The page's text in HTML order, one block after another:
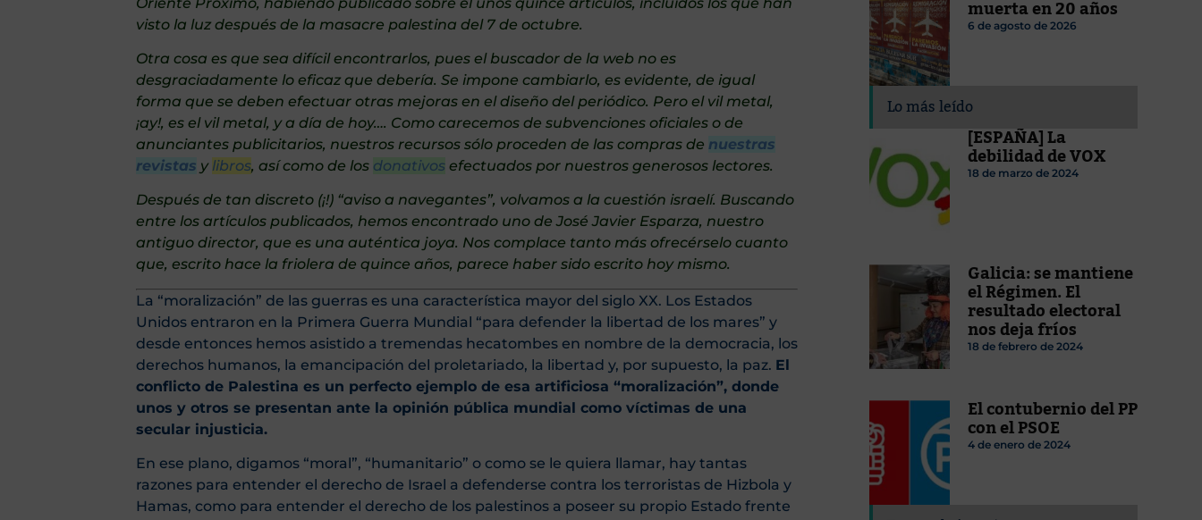
visto la luz después de la masacre palestina del 7 de octubre.
Otra cosa es que sea difícil encontrarlos, pues el buscador de la web no es
desgraciadamente lo eficaz que debería. Se impone cambiarlo, es evidente, de igual
forma que se deben efectuar otras mejoras en el diseño del periódico. Pero el vil metal,
¡ay!, es el vil metal, y a día de hoy…. Como carecemos de subvenciones oficiales o de
anunciantes publicitarios, nuestros recursos sólo proceden de las compras de nuestras
revistas y libros, así como de los donativos efectuados por nuestros generosos lectores.
Después de tan discreto (¡!) “aviso a navegantes”, volvamos a la cuestión israelí. Buscando
entre los artículos publicados, hemos encontrado uno de José Javier Esparza, nuestro
antiguo director, que es una auténtica joya. Nos complace tanto más ofrecérselo cuanto
que, escrito hace la friolera de quince años, parece haber sido escrito hoy mismo.
La “moralización” de las guerras es una característica mayor del siglo XX. Los Estados
Unidos entraron en la Primera Guerra Mundial “para defender la libertad de los mares” y
desde entonces hemos asistido a tremendas hecatombes en nombre de la democracia, los
derechos humanos, la emancipación del proletariado, la libertad y, por supuesto, la paz. El
conflicto de Palestina es un perfecto ejemplo de esa artificiosa “moralización”, donde
unos y otros se presentan ante la opinión pública mundial como víctimas de una
secular injusticia.
En ese plano, digamos “moral”, “humanitario” o como se le quiera llamar, hay tantas
razones para entender el derecho de Israel a defenderse contra los terroristas de Hizbola y
Hamas, como para entender el derecho de los palestinos a poseer su propio Estado frente
muerta en 20 años
6 de agosto de 2026
Lo más leído
[ESPAÑA] La
debilidad de VOX
18 de marzo de 2024
Galicia: se mantiene
el Régimen. El
resultado electoral
nos deja fríos
18 de febrero de 2024
El contubernio del PP
con el PSOE
4 de enero de 2024